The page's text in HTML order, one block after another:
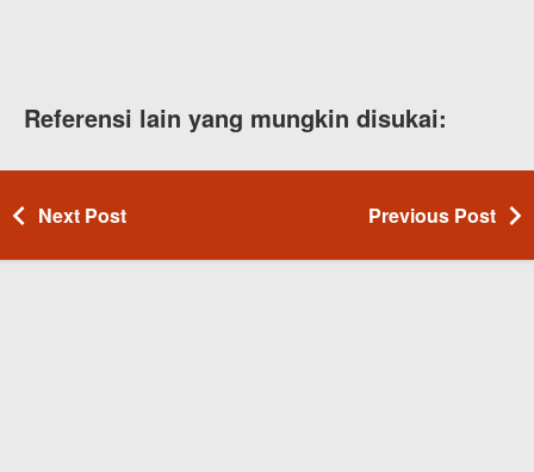
Referensi lain yang mungkin disukai:
Next Post Previous Post